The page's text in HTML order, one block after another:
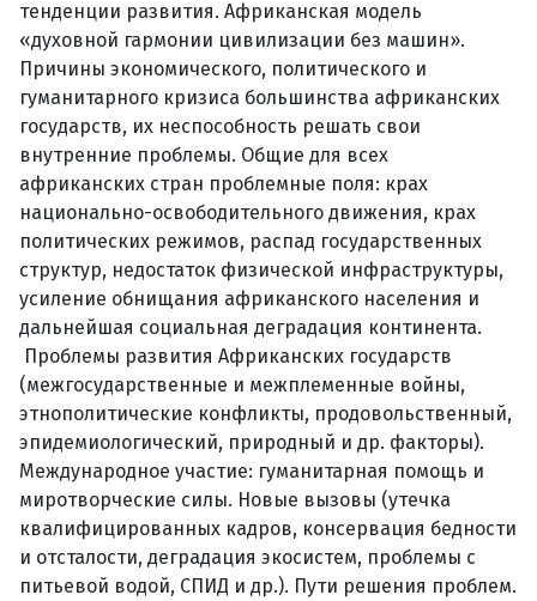
тенденции развития. Африканская модель
«духовной гармонии цивилизации без машин».
Причины экономического, политического и
гуманитарного кризиса большинства африканских
государств, их неспособность решать свои
внутренние проблемы. Общие для всех
африканских стран проблемные поля: крах
национально-освободительного движения, крах
политических режимов, распад государственных
структур, недостаток физической инфраструктуры,
усиление обнищания африканского населения и
дальнейшая социальная деградация континента.
Проблемы развития Африканских государств
(межгосударственные и межплеменные войны,
этнополитические конфликты, продовольственный,
эпидемиологический, природный и др. факторы).
Международное участие: гуманитарная помощь и
миротворческие силы. Новые вызовы (утечка
квалифицированных кадров, консервация бедности
и отсталости, деградация экосистем, проблемы с
питьевой водой, СПИД и др.). Пути решения проблем.